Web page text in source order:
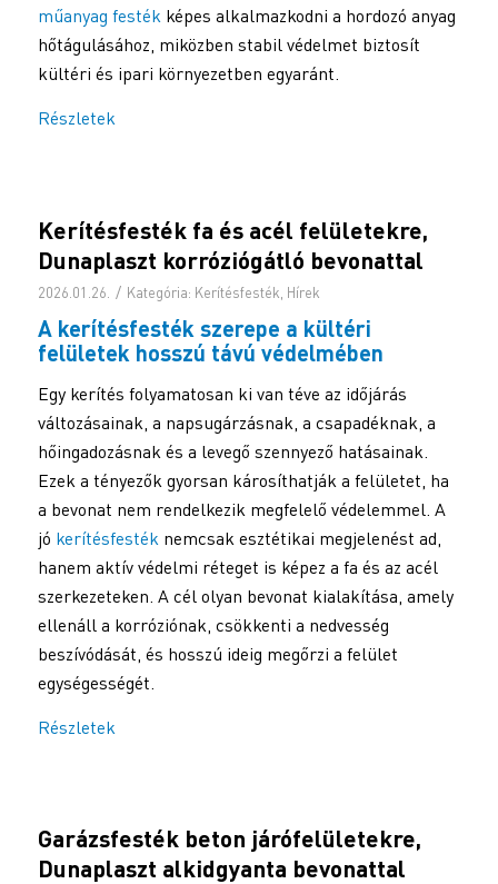
műanyag festékképes alkalmazkodni a hordozó anyag
hőtágulásához, miközben stabil védelmet biztosít
kültéri és ipari környezetben egyaránt.
Részletek
Kerítésfesték fa és acél felületekre,
Dunaplaszt korróziógátló bevonattal
2026.01.26. / Kategória: Kerítésfesték Hírek
A kerítésfesték szerepe a kültéri
felületek hosszú távú védelmében
Egy kerítés folyamatosan ki van téve az időjárás
változásainak, a napsugárzásnak, a csapadéknak, a
hőingadozásnak és a levegő szennyező hatásainak.
Ezek a tényezők gyorsan károsíthatják a felületet, ha
a bevonat nem rendelkezik megfelelő védelemmel. A
jó kerítésfestéknemcsak esztétikai megjelenést ad,
hanem aktív védelmi réteget is képez a fa és az acél
szerkezeteken. A cél olyan bevonat kialakítása, amely
ellenáll a korróziónak, csökkenti a nedvesség
beszívódását, és hosszú ideig megőrzi a felület
egységességét.
Részletek
Garázsfesték beton járófelületekre,
Dunaplaszt alkidgyanta bevonattal